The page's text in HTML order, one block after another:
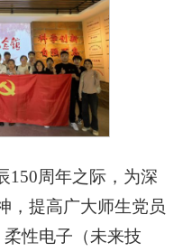
150周年之际，为深
，提高广大师生党员
性电子（未来技